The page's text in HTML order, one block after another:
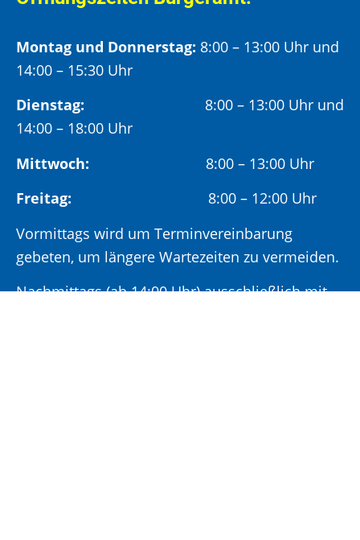
Montag und Donnerstag: 8:00 – 13:00 Uhr und
14:00 – 15:30 Uhr
Dienstag: 8:00 – 13:00 Uhr und
14:00 – 18:00 Uhr
Mittwoch: 8:00 – 13:00 Uhr
Freitag:
8:00 – 12:00 Uhr
Vormittags wird um Terminvereinbarung
gebeten, um längere Wartezeiten zu vermeiden.
Nachmittags (ab 14:00 Uhr) ausschließlich mit